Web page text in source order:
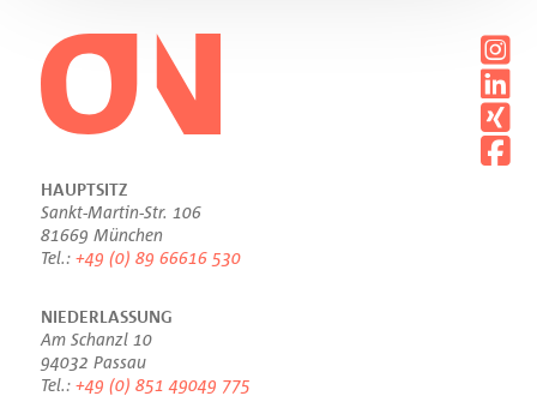
HAUPTSITZ
Sankt-Martin-Str. 106
81669 München
Tel.:+49 (0) 89 66616 530
NIEDERLASSUNG
Am Schanzl 10
94032 Passau
Tel.:+49 (0) 851 49049 775